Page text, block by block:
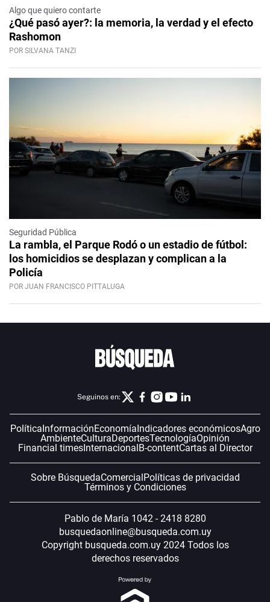
Algo que quiero contarte
¿Qué pasó ayer?: la memoria, la verdad y el efecto
Rashomon
POR SILVANA TANZI
Seguridad Pública
La rambla, el Parque Rodó o un estadio de fútbol:
los homicidios se desplazan y complican a la
Policía
POR JUAN FRANCISCO PITTALUGA
Seguinos en:
PolíticaInformaciónEconomíaIndicadores económicosAgro
AmbienteCulturaDeportesTecnologíaOpinión
Financial timesInternacionalB-contentCartas al Director
Sobre BúsquedaComercialPolíticas de privacidad
Términos y Condiciones
Pablo de María 1042 - 2418 8280
busquedaonline@busqueda.com.uy
Copyright busqueda.com.uy 2024 Todos los
derechos reservados